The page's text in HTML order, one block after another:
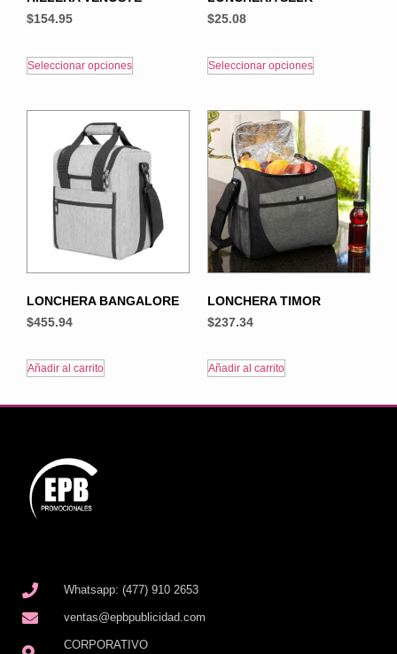
$154.95
Seleccionar opciones
$25.08
Seleccionar opciones
LONCHERA BANGALORE
$455.94
Añadir al carrito
LONCHERA TIMOR
$237.34
Añadir al carrito
Whatsapp: (477) 910 2653
ventas@epbpublicidad.com
CORPORATIVO